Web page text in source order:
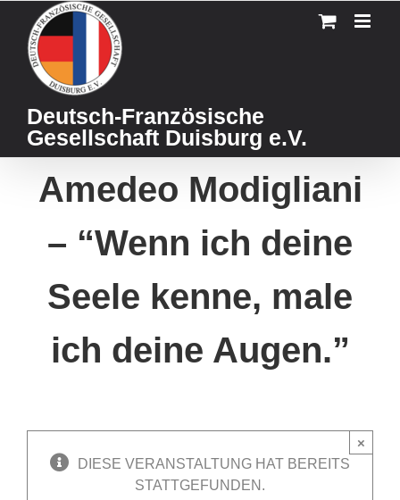
content
Deutsch-Französische
Gesellschaft Duisburg e.V.
Amedeo Modigliani
– “Wenn ich deine
Seele kenne, male
ich deine Augen.”
DIESE VERANSTALTUNG HAT BEREITS
STATTGEFUNDEN.
×